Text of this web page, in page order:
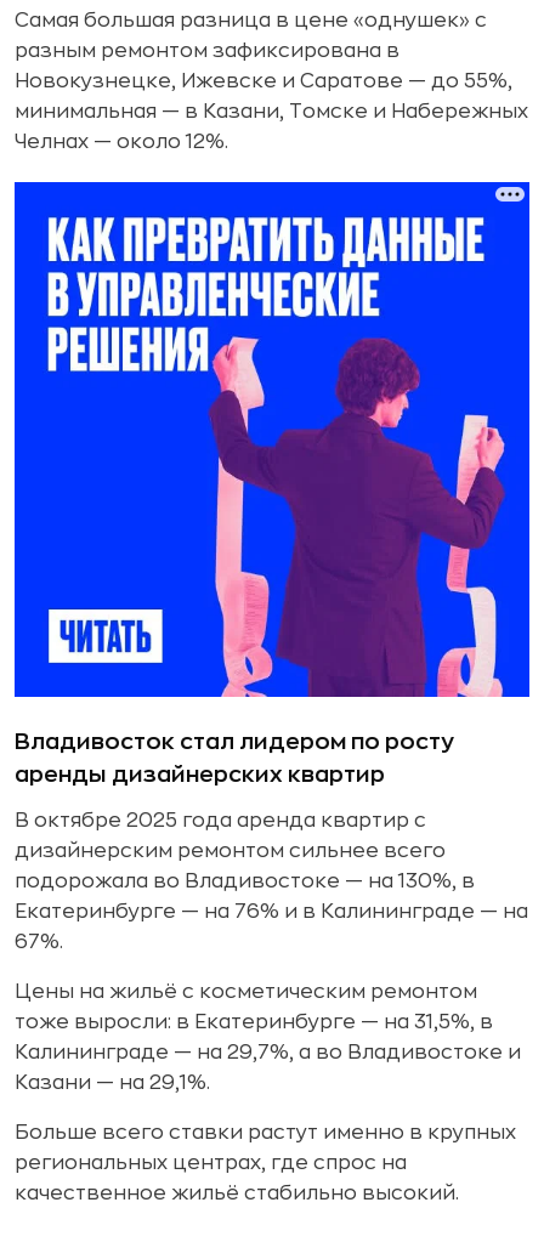
Самая большая разница в цене «однушек» с
разным ремонтом зафиксирована в
Новокузнецке, Ижевске и Саратове — до 55%,
минимальная — в Казани, Томске и Набережных
Челнах — около 12%.
Владивосток стал лидером по росту
аренды дизайнерских квартир
В октябре 2025 года аренда квартир с
дизайнерским ремонтом сильнее всего
подорожала во Владивостоке — на 130%, в
Екатеринбурге — на 76% и в Калининграде — на
67%.
Цены на жильё с косметическим ремонтом
тоже выросли: в Екатеринбурге — на 31,5%, в
Калининграде — на 29,7%, а во Владивостоке и
Казани — на 29,1%.
Больше всего ставки растут именно в крупных
региональных центрах, где спрос на
качественное жильё стабильно высокий.